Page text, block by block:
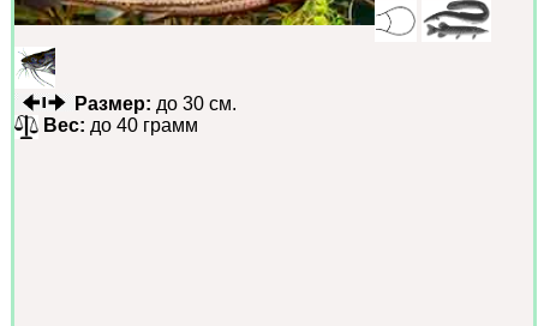
Размер: до 30 см.
Вес: до 40 грамм